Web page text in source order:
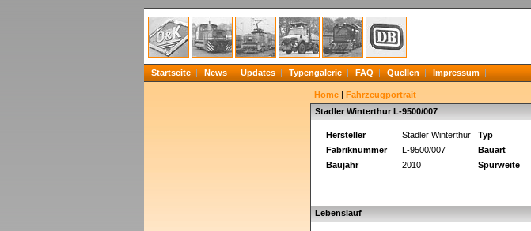
Startseite News Updates Typengalerie FAQ Quellen Impressum
Home | Fahrzeugportrait
Stadler Winterthur L-9500/007
Hersteller Stadler Winterthur Typ
Fabriknummer
L-9500/007 Bauart
Baujahr
2010 Spurweite
Lebenslauf